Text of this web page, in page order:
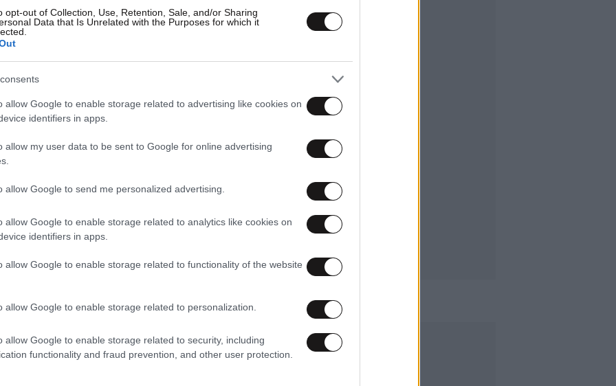
opt-out of Collection, Use, Retention, Sale, and/or Sharing
Data that Is Unrelated with the Purposes for which it
allow Google to enable storage related to advertising like cookies on
identifiers in apps.
allow my user data to be sent to Google for online advertising
allow Google to send me personalized advertising.
allow Google to enable storage related to analytics like cookies on
identifiers in apps.
allow Google to enable storage related to functionality of the website
allow Google to enable storage related to personalization.
allow Google to enable storage related to security, including
functionality and fraud prevention, and other user protection.
όταν θέλω να πάρω το λόγο, δεν μου δίνουν
μου» ανέφερε με παράπονο η
All Star.
MEDIA ΟΛΑ ΤΑ ΑΡΘΡΑ